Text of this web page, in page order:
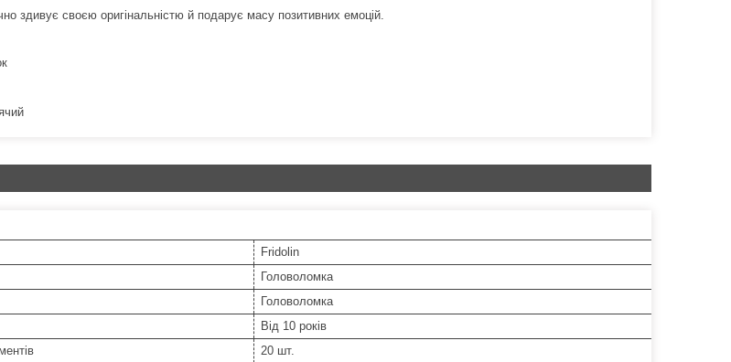
здивує своєю оригінальністю й подарує масу позитивних емоцій.
Fridolin
Головоломка
Головоломка
Від 10 років
20 шт.